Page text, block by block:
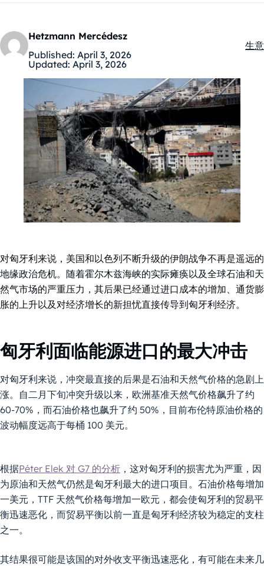
Hetzmann Mercédesz
Published: April 3, 2026
Updated: April 3, 2026
生意
对匈牙利来说，美国和以色列不断升级的伊朗战争不再是遥远的
地缘政治危机。随着霍尔木兹海峡的实际瘫痪以及全球石油和天
然气市场的严重压力，其后果已经通过进口成本的增加、通货膨
胀的上升以及对经济增长的新担忧直接传导到匈牙利经济。
匈牙利面临能源进口的最大冲击
对匈牙利来说，冲突最直接的后果是石油和天然气价格的急剧上
涨。自二月下旬冲突升级以来，欧洲基准天然气价格飙升了约
60-70%，而石油价格也飙升了约 50%，目前布伦特原油价格的
波动幅度远高于每桶 100 美元。
根据Péter Elek 对 G7 的分析 ，这对匈牙利的损害尤为严重，因
为原油和天然气仍然是匈牙利最大的进口项目。石油价格每增加
一美元，TTF 天然气价格每增加一欧元，都会使匈牙利的贸易平
衡迅速恶化，而贸易平衡以前一直是匈牙利经济较为稳定的支柱
之一。
其结果很可能是该国的对外收支平衡迅速恶化，有可能在未来几